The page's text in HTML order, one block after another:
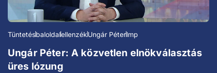
TüntetésbaloldalellenzékUngár Péterlmp
Ungár Péter: A közvetlen elnökválasztás
üres lózung